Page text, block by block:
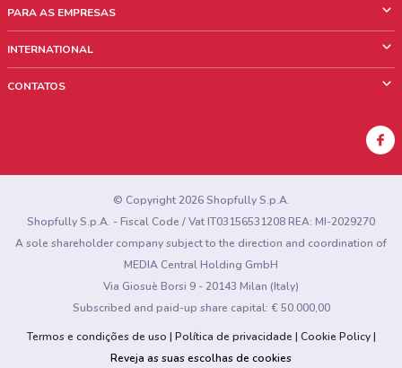
Quem Somos
Trabalhe conosco
PARA AS EMPRESAS
Informações comerciais
INTERNATIONAL
CONTATOS
Encontrou algum problema no site ou no aplicativo?
© Copyright 2026 Shopfully S.p.A.
Shopfully S.p.A. - Fiscal Code / Vat IT03156531208 REA: MI-2029270
A sole shareholder company subject to the direction and coordination of
MEDIA Central Holding GmbH
Via Giosuè Borsi 9 - 20143 Milan (Italy)
Subscribed and paid-up share capital: € 50.000,00
Termos e condições de uso
Política de privacidade
Cookie Policy
Reveja as suas escolhas de cookies